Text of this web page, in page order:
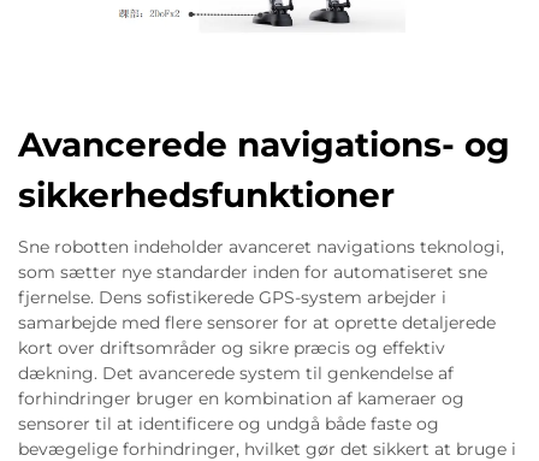
Avancerede navigations- og
sikkerhedsfunktioner
Sne robotten indeholder avanceret navigations teknologi,
som sætter nye standarder inden for automatiseret sne
fjernelse. Dens sofistikerede GPS-system arbejder i
samarbejde med flere sensorer for at oprette detaljerede
kort over driftsområder og sikre præcis og effektiv
dækning. Det avancerede system til genkendelse af
forhindringer bruger en kombination af kameraer og
sensorer til at identificere og undgå både faste og
bevægelige forhindringer, hvilket gør det sikkert at bruge i